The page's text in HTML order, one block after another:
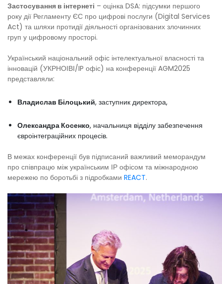
Застосування в інтернеті – оцінка DSA: підсумки першого
року дії Регламенту ЄС про цифрові послуги (Digital Services
Act) та шляхи протидії діяльності організованих злочинних
груп у цифровому просторі.
Український національний офіс інтелектуальної власності та
інновацій (УКРНОІВІ/IP офіс) на конференції AGM2025
представляли:
Владислав Білоцький, заступник директора,
Олександра Косенко, начальниця відділу забезпечення
євроінтеграційних процесів.
В межах конференції був підписаний важливий меморандум
про співпрацю між українським ІР офісом та міжнародною
мережею по боротьбі з підробками REACT.